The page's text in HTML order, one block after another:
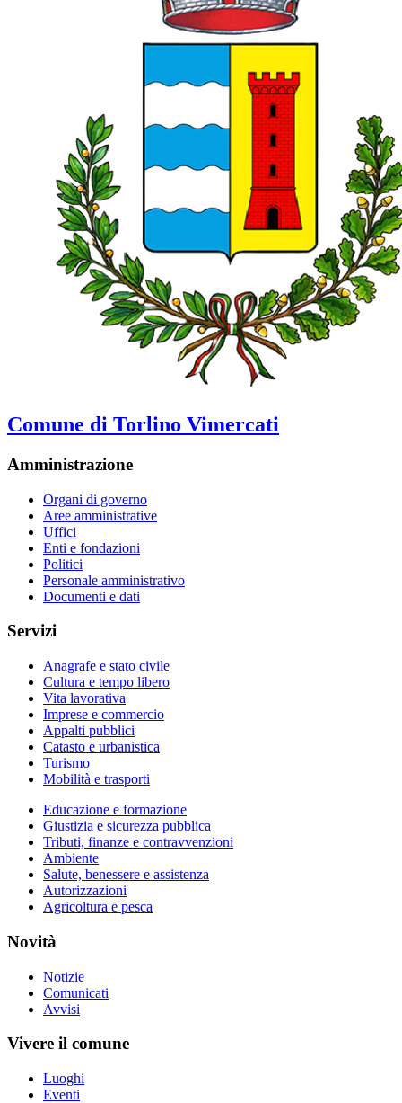
Comune di Torlino Vimercati
Amministrazione
Organi di governo
Aree amministrative
Uffici
Enti e fondazioni
Politici
Personale amministrativo
Documenti e dati
Servizi
Anagrafe e stato civile
Cultura e tempo libero
Vita lavorativa
Imprese e commercio
Appalti pubblici
Catasto e urbanistica
Turismo
Mobilità e trasporti
Educazione e formazione
Giustizia e sicurezza pubblica
Tributi, finanze e contravvenzioni
Ambiente
Salute, benessere e assistenza
Autorizzazioni
Agricoltura e pesca
Novità
Notizie
Comunicati
Avvisi
Vivere il comune
Luoghi
Eventi